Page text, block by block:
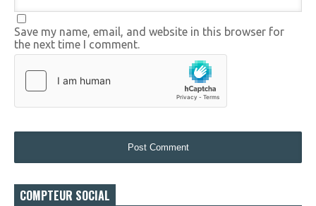
Save my name, email, and website in this browser for
the next time I comment.
COMPTEUR SOCIAL